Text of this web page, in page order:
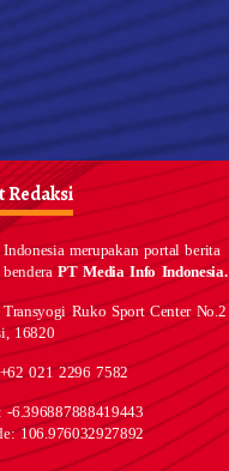
Redaksi
Indonesia merupakan portal berita
benderaPT Media Info Indonesia.
Ruko Sport Center No.2
16820
021 2296 7582
-6.396887888419443
106.976032927892